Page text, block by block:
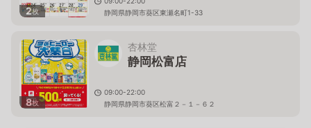
2枚
静岡県静岡市葵区東瀬名町1-33
8枚
杏林堂
静岡松富店
09:00-22:00
静岡県静岡市葵区松富２－１－６２